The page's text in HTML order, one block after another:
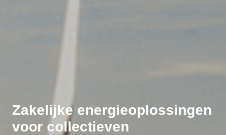
Zakelijke energieoplossingen
voor collectieven